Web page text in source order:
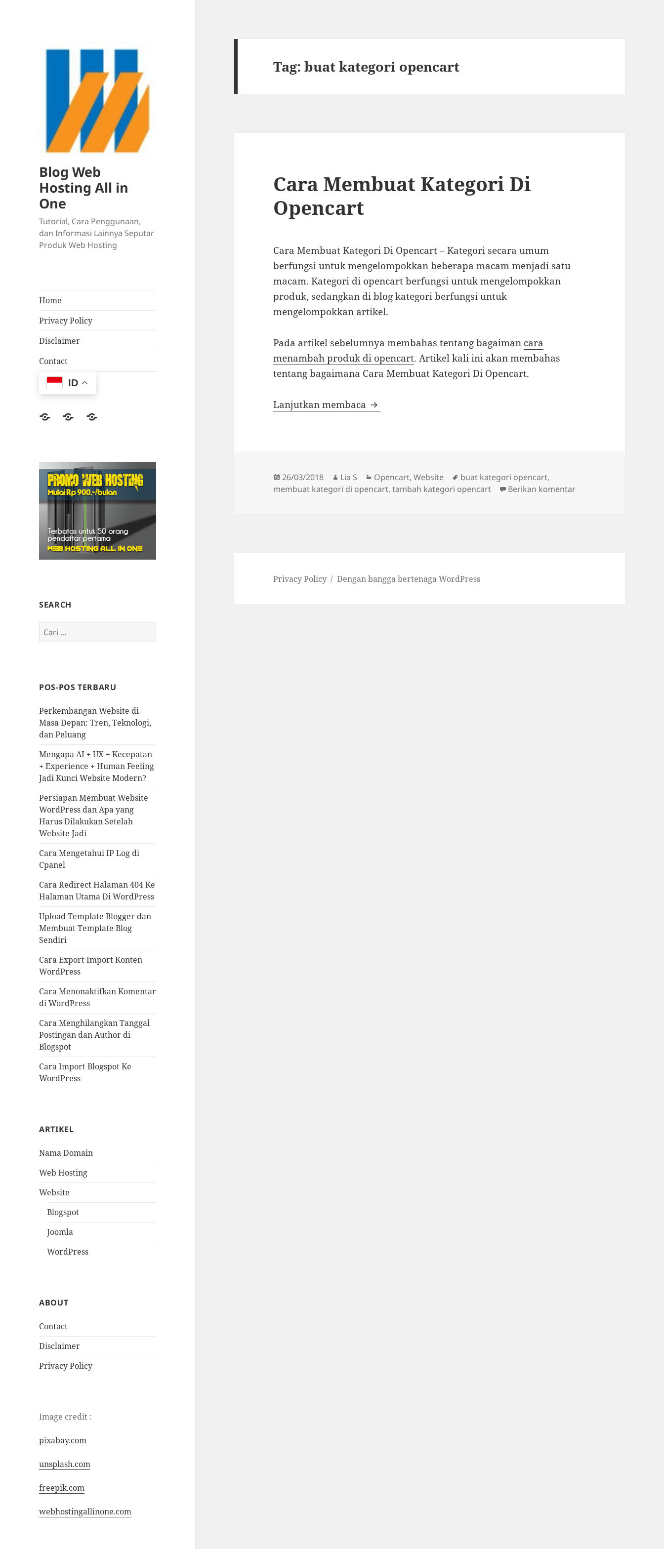
Blog Web
Hosting All in
One
Tutorial, Cara Penggunaan,
dan Informasi Lainnya Seputar
Produk Web Hosting
Home
Privacy Policy
Disclaimer
Contact
ID
FacebookTwitterEmail
SEARCH
Cari
untuk:
POS-POS TERBARU
Perkembangan Website di
Masa Depan: Tren, Teknologi,
dan Peluang
Mengapa AI + UX + Kecepatan
+ Experience + Human Feeling
Jadi Kunci Website Modern?
Persiapan Membuat Website
WordPress dan Apa yang
Harus Dilakukan Setelah
Website Jadi
Cara Mengetahui IP Log di
Cpanel
Cara Redirect Halaman 404 Ke
Halaman Utama Di WordPress
Upload Template Blogger dan
Membuat Template Blog
Sendiri
Cara Export Import Konten
WordPress
Cara Menonaktifkan Komentar
di WordPress
Cara Menghilangkan Tanggal
Postingan dan Author di
Blogspot
Cara Import Blogspot Ke
WordPress
ARTIKEL
Nama Domain
Web Hosting
Website
Blogspot
Joomla
WordPress
ABOUT
Contact
Disclaimer
Privacy Policy
Image credit :
pixabay.com
unsplash.com
freepik.com
webhostingallinone.com
Tag:buat kategori opencart
Cara Membuat Kategori Di
Opencart
Cara Membuat Kategori Di Opencart – Kategori secara umum
berfungsi untuk mengelompokkan beberapa macam menjadi satu
macam. Kategori di opencart berfungsi untuk mengelompokkan
produk, sedangkan di blog kategori berfungsi untuk
mengelompokkan artikel.
Pada artikel sebelumnya membahas tentang bagaiman cara
menambah produk di opencart. Artikel kali ini akan membahas
tentang bagaimana Cara Membuat Kategori Di Opencart.
Lanjutkan membaca Cara Membuat Kategori Di Opencart
Diposkan
pada
26/03/2018 Penulis
Lia S Kategori
Opencart,Website Tag
buat kategori opencart,
membuat kategori di opencart,tambah kategori opencart Berikan komentaruntuk Cara Membuat
Privacy Policy Dengan bangga bertenaga WordPress